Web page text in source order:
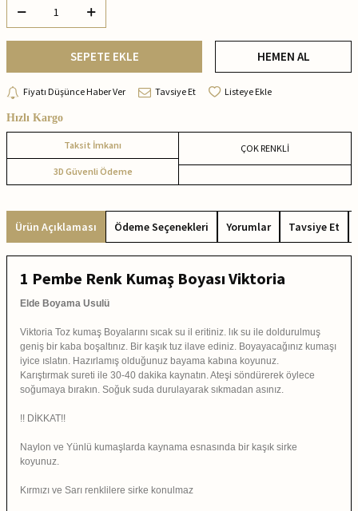
SEPETE EKLE HEMEN AL
Fiyatı Düşünce Haber Ver Tavsiye Et Listeye Ekle
Hızlı Kargo
Taksit İmkanı
3D Güvenli Ödeme
ÇOK RENKLİ
Ürün Açıklaması Ödeme Seçenekleri Yorumlar Tavsiye Et
1 Pembe Renk Kumaş Boyası Viktoria
Elde Boyama Usulü
Viktoria Toz kumaş Boyalarını sıcak su il eritiniz. lık su ile doldurulmuş
geniş bir kaba boşaltınız. Bir kaşık tuz ilave ediniz. Boyayacağınız kumaşı
iyice ıslatın. Hazırlamış olduğunuz bayama kabına koyunuz.
Karıştırmak sureti ile 30-40 dakika kaynatın. Ateşi söndürerek öylece
soğumaya bırakın. Soğuk suda durulayarak sıkmadan asınız.
!! DİKKAT!!
Naylon ve Yünlü kumaşlarda kaynama esnasında bir kaşık sirke
koyunuz.
Kırmızı ve Sarı renklilere sirke konulmaz